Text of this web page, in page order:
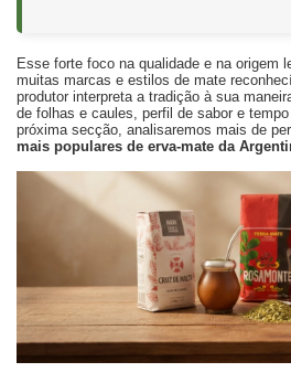
Esse forte foco na qualidade e na origem
muitas marcas e estilos de mate
produtor interpreta a tradição à sua
de folhas e caules, perfil de sabor e
próxima secção, analisaremos mais de
mais populares de erva-mate da